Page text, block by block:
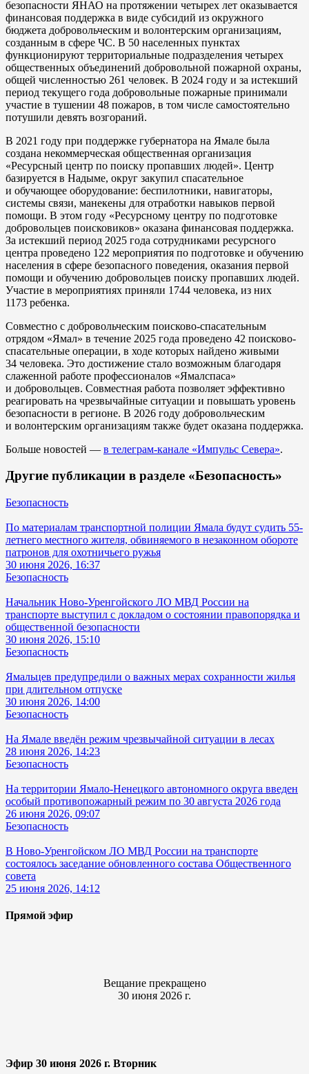
безопасности ЯНАО на протяжении четырех лет оказывается
финансовая поддержка в виде субсидий из окружного
бюджета добровольческим и волонтерским организациям,
созданным в сфере ЧС. В 50 населенных пунктах
функционируют территориальные подразделения четырех
общественных объединений добровольной пожарной охраны,
общей численностью 261 человек. В 2024 году и за истекший
период текущего года добровольные пожарные принимали
участие в тушении 48 пожаров, в том числе самостоятельно
потушили девять возгораний.
В 2021 году при поддержке губернатора на Ямале была
создана некоммерческая общественная организация
«Ресурсный центр по поиску пропавших людей». Центр
базируется в Надыме, округ закупил спасательное
и обучающее оборудование: беспилотники, навигаторы,
системы связи, манекены для отработки навыков первой
помощи. В этом году «Ресурсному центру по подготовке
добровольцев поисковиков» оказана финансовая поддержка.
За истекший период 2025 года сотрудниками ресурсного
центра проведено 122 мероприятия по подготовке и обучению
населения в сфере безопасного поведения, оказания первой
помощи и обучению добровольцев поиску пропавших людей.
Участие в мероприятиях приняли 1744 человека, из них
1173 ребенка.
Совместно с добровольческим поисково-спасательным
отрядом «Ямал» в течение 2025 года проведено 42 поисково-
спасательные операции, в ходе которых найдено живыми
34 человека. Это достижение стало возможным благодаря
слаженной работе профессионалов «Ямалспаса»
и добровольцев. Совместная работа позволяет эффективно
реагировать на чрезвычайные ситуации и повышать уровень
безопасности в регионе. В 2026 году добровольческим
и волонтерским организациям также будет оказана поддержка.
Больше новостей — в телеграм-канале «Импульс Севера».
Другие публикации в разделе «Безопасность»
Безопасность
По материалам транспортной полиции Ямала будут судить 55-
летнего местного жителя, обвиняемого в незаконном обороте
патронов для охотничьего ружья
30 июня 2026, 16:37
Безопасность
Начальник Ново-Уренгойского ЛО МВД России на
транспорте выступил с докладом о состоянии правопорядка и
общественной безопасности
30 июня 2026, 15:10
Безопасность
Ямальцев предупредили о важных мерах сохранности жилья
при длительном отпуске
30 июня 2026, 14:00
Безопасность
На Ямале введён режим чрезвычайной ситуации в лесах
28 июня 2026, 14:23
Безопасность
На территории Ямало-Ненецкого автономного округа введен
особый противопожарный режим по 30 августа 2026 года
26 июня 2026, 09:07
Безопасность
В Ново-Уренгойском ЛО МВД России на транспорте
состоялось заседание обновленного состава Общественного
совета
25 июня 2026, 14:12
Прямой эфир
Вещание прекращено
30 июня 2026 г.
Эфир 30 июня 2026 г. Вторник